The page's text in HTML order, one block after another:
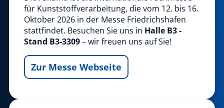
für Kunststoffverarbeitung, die vom 12. bis 16.
Oktober 2026 in der Messe Friedrichshafen
stattfindet. Besuchen Sie uns in Halle B3 -
Stand B3-3309– wir freuen uns auf Sie!
Zur Messe Webseite